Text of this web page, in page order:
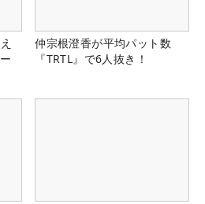
仲宗根澄香が平均パット数
『TRTL』で6人抜き！